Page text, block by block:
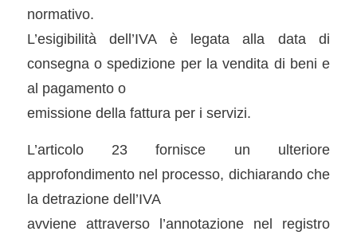
normativo.
L’esigibilità dell’IVA è legata alla data di
consegna o spedizione per la vendita di beni e
al pagamento o
emissione della fattura per i servizi.
L’articolo 23 fornisce un ulteriore
approfondimento nel processo, dichiarando che
la detrazione dell’IVA
avviene attraverso l’annotazione nel registro